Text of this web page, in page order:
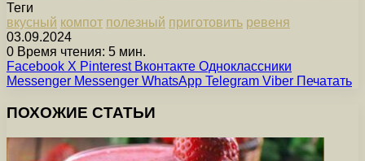
Теги
вкусный компот полезный приготовить ревеня
03.09.2024
0 Время чтения: 5 мин.
Facebook X Pinterest Вконтакте Одноклассники
Messenger Messenger WhatsApp Telegram Viber Печатать
ПОХОЖИЕ СТАТЬИ